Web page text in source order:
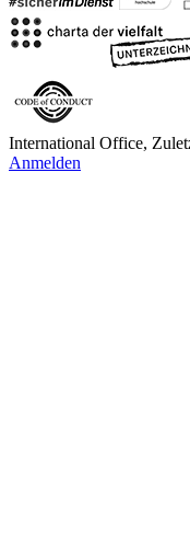
International Office,
Anmelden